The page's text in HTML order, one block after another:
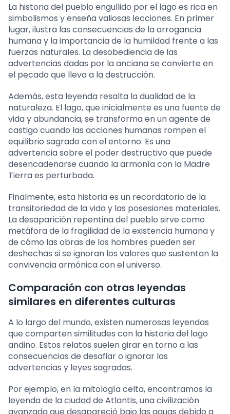
La historia del pueblo engullido por el lago es rica en
simbolismos y enseña valiosas lecciones. En primer
lugar, ilustra las consecuencias de la arrogancia
humana y la importancia de la humildad frente a las
fuerzas naturales. La desobediencia de las
advertencias dadas por la anciana se convierte en
el pecado que lleva a la destrucción.
Además, esta leyenda resalta la dualidad de la
naturaleza. El lago, que inicialmente es una fuente de
vida y abundancia, se transforma en un agente de
castigo cuando las acciones humanas rompen el
equilibrio sagrado con el entorno. Es una
advertencia sobre el poder destructivo que puede
desencadenarse cuando la armonía con la Madre
Tierra es perturbada.
Finalmente, esta historia es un recordatorio de la
transitoriedad de la vida y las posesiones materiales.
La desaparición repentina del pueblo sirve como
metáfora de la fragilidad de la existencia humana y
de cómo las obras de los hombres pueden ser
deshechas si se ignoran los valores que sustentan la
convivencia armónica con el universo.
Comparación con otras leyendas
similares en diferentes culturas
A lo largo del mundo, existen numerosas leyendas
que comparten similitudes con la historia del lago
andino. Estos relatos suelen girar en torno a las
consecuencias de desafiar o ignorar las
advertencias y leyes sagradas.
Por ejemplo, en la mitología celta, encontramos la
leyenda de la ciudad de Atlantis, una civilización
avanzada que desapareció bajo las aguas debido a